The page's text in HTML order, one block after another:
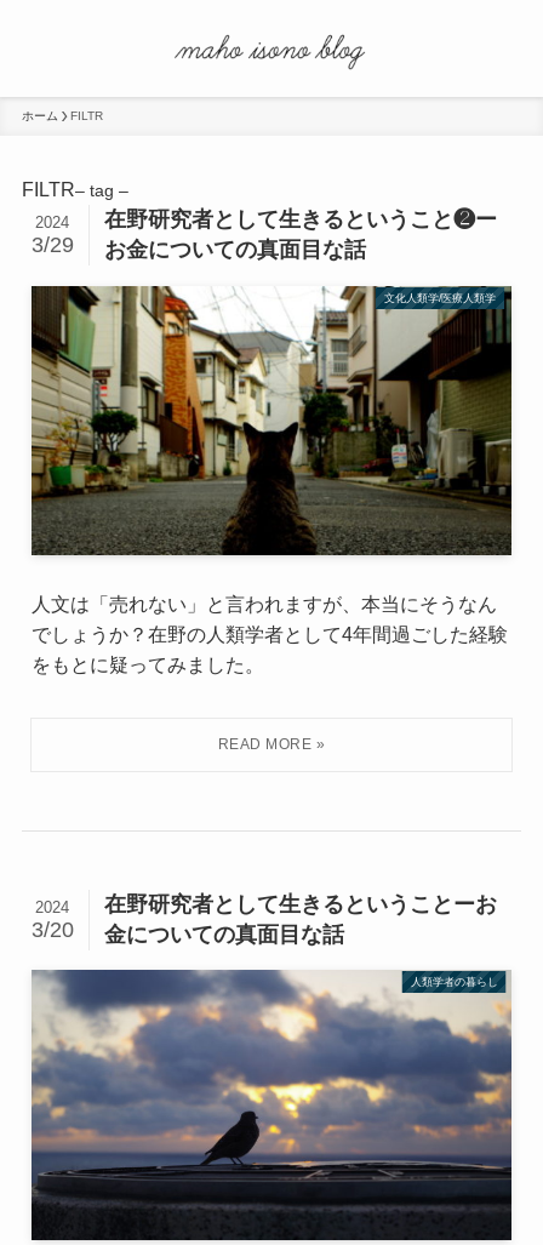
ホーム FILTR
FILTR– tag –
在野研究者として生きるということ❷ー
お金についての真面目な話
2024
3/29
文化人類学/医療人類学
人文は「売れない」と言われますが、本当にそうなん
でしょうか？在野の人類学者として4年間過ごした経験
をもとに疑ってみました。
在野研究者として生きるということーお
金についての真面目な話
2024
3/20
人類学者の暮らし